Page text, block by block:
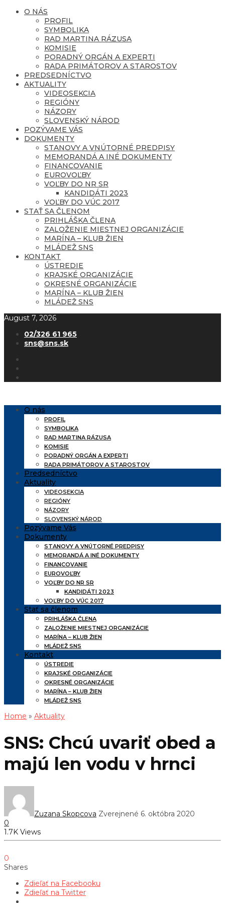
O NÁS
PROFIL
SYMBOLIKA
RAD MARTINA RÁZUSA
KOMISIE
PORADNÝ ORGÁN A EXPERTI
RADA PRIMÁTOROV A STAROSTOV
PREDSEDNÍCTVO
AKTUALITY
VIDEOSEKCIA
REGIÓNY
NÁZORY
SLOVENSKÝ NÁROD
POZÝVAME VÁS
DOKUMENTY
STANOVY A VNÚTORNÉ PREDPISY
MEMORANDÁ A INÉ DOKUMENTY
FINANCOVANIE
EUROVOĽBY
VOĽBY DO NR SR
KANDIDÁTI 2023
VOĽBY DO VÚC 2017
STAŤ SA ČLENOM
PRIHLÁŠKA ČLENA
ZALOŽENIE MIESTNEJ ORGANIZÁCIE
MARÍNA – KLUB ŽIEN
MLÁDEŽ SNS
KONTAKT
ÚSTREDIE
KRAJSKÉ ORGANIZÁCIE
OKRESNÉ ORGANIZÁCIE
MARÍNA – KLUB ŽIEN
MLÁDEŽ SNS
August 7, 2026
02/326 61 965
sns@sns.sk
O nás
PROFIL
SYMBOLIKA
RAD MARTINA RÁZUSA
KOMISIE
PORADNÝ ORGÁN A EXPERTI
RADA PRIMÁTOROV A STAROSTOV
Predsedníctvo
Aktuality
VIDEOSEKCIA
REGIÓNY
NÁZORY
SLOVENSKÝ NÁROD
Pozývame Vás
Dokumenty
STANOVY A VNÚTORNÉ PREDPISY
MEMORANDÁ A INÉ DOKUMENTY
FINANCOVANIE
EUROVOĽBY
VOĽBY DO NR SR
KANDIDÁTI 2023
VOĽBY DO VÚC 2017
Stať sa členom
PRIHLÁŠKA ČLENA
ZALOŽENIE MIESTNEJ ORGANIZÁCIE
MARÍNA – KLUB ŽIEN
MLÁDEŽ SNS
Kontakt
ÚSTREDIE
KRAJSKÉ ORGANIZÁCIE
OKRESNÉ ORGANIZÁCIE
MARÍNA – KLUB ŽIEN
MLÁDEŽ SNS
Home » Aktuality
SNS: Chcú uvariť obed a
majú len vodu v hrnci
Zuzana Skopcova Zverejnené 6. októbra 2020
0
1.7K Views
0
Shares
Zdieľať na Facebooku
Zdieľať na Twitter